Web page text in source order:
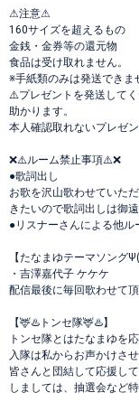
⚠︎注意⚠︎
160サイズを超えるもの
金銭・金券等の還元物
食品は受け取れません。
※手紙類のみは発送できま
⚠️プレゼントを発送して
助かります。
本人確認取れないプレゼ
❌⚠️ルーム禁止事項⚠️❌
●歌詞出し
お歌を沢山歌わせていた
きたいので歌詞出しは御
●リスナーさんによる他
【たなまゆテーマソング
・吉澤嘉代子 ケケケ
配信最後に毎回歌わせて
【🦌♨️トンセ隊🦌♨️】
トンセ隊とはたなまゆを
入隊は私からお声かけさ
皆さんと団結して応援し
しましては、抽選会など